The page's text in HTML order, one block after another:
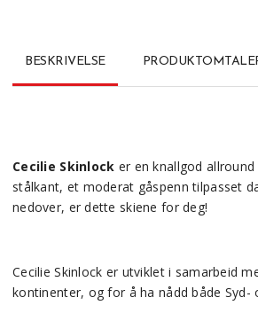
BESKRIVELSE
Cecilie Skinlock er en knallgod
stålkant, et moderat gåspenn tilpasset
nedover, er dette skiene for deg!
Cecilie Skinlock er utviklet i samarbeid
kontinenter, og for å ha nådd både